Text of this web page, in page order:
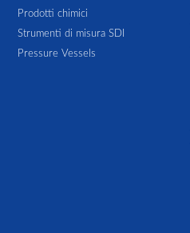
Prodotti chimici
Strumenti di misura SDI
Pressure Vessels